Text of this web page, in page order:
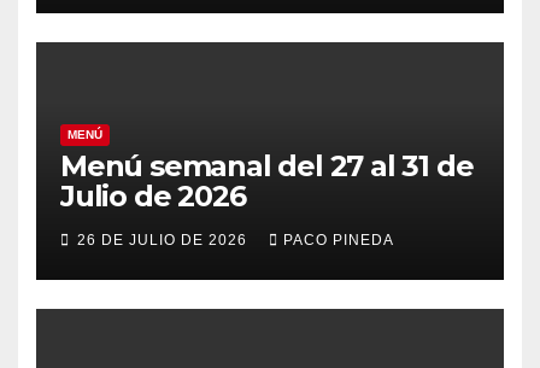
MENÚ
Menú semanal del 27 al 31 de
Julio de 2026
26 DE JULIO DE 2026 PACO PINEDA